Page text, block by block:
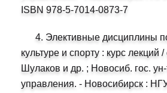
ISBN 978-5-7014-0873-7
4. Элективные дисциплины
культуре и спорту : курс лекций
Шулаков и др. ; Новосиб. гос.
управления. - Новосибирск :